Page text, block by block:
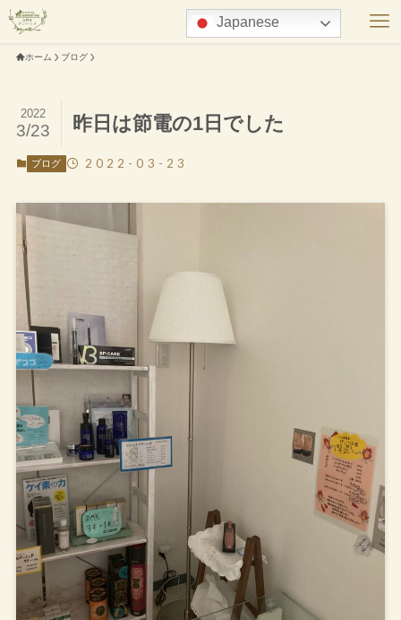
ホーム ブログ
昨日は節電の1日でした
2022
3/23
ブログ 2022-03-23
Japanese